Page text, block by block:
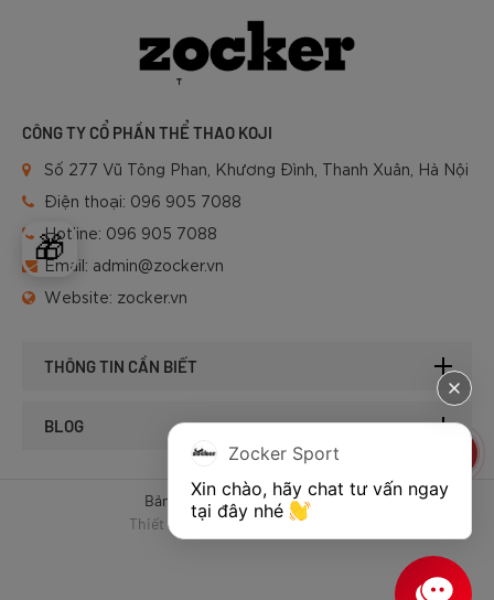
🎁
CÔNG TY CỔ PHẦN THỂ THAO KOJI
Số 277 Vũ Tông Phan, Khương Đình, Thanh Xuân, Hà Nội
Điện thoại: 096 905 7088
Hotline: 096 905 7088
Email: admin@zocker.vn
Website: zocker.vn
THÔNG TIN CẦN BIẾT
BLOG
Bản quyền © 2025 của Zocker.
Thiết kế website & SEO - Tất Thành
Zocker Sport
Xin chào, hãy chat tư vấn ngay
tại đây nhé